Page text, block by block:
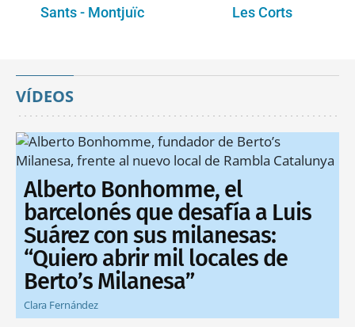
Sants - Montjuïc Les Corts
VÍDEOS
Alberto Bonhomme, el
barcelonés que desafía a Luis
Suárez con sus milanesas:
“Quiero abrir mil locales de
Berto’s Milanesa”
Clara Fernández